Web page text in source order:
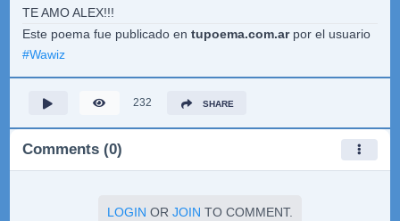
TE AMO ALEX!!!
Este poema fue publicado en tupoema.com.arpor el usuario
#Wawiz
232 SHARE
Comments (0)
LOGIN OR JOIN TO COMMENT.